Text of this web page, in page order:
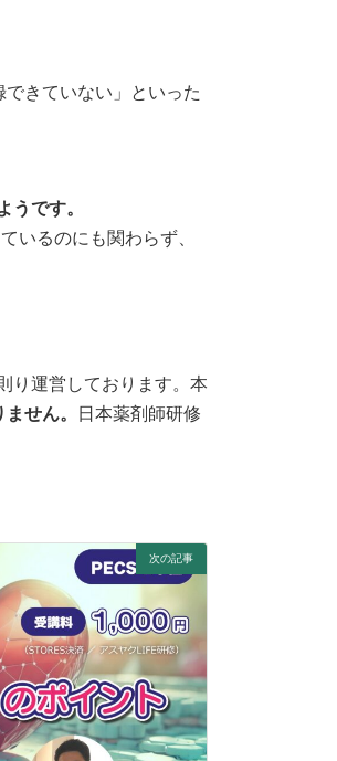
きていない」といった
うです。
いるのにも関わらず、
り運営しております。本
せん。
日本薬剤師研修
次の記事